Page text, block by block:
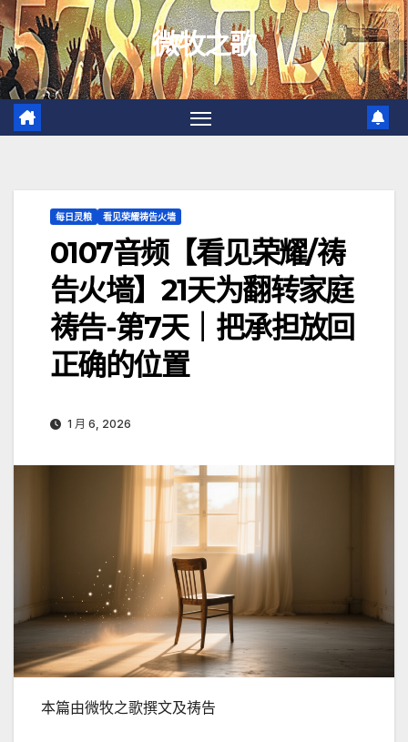
跳
至
内
容
微牧之歌
每日灵粮 看见荣耀祷告火墙
0107音频【看见荣耀/祷
告火墙】21天为翻转家庭
祷告-第7天｜把承担放回
正确的位置
1 月 6, 2026
本篇由微牧之歌撰文及祷告